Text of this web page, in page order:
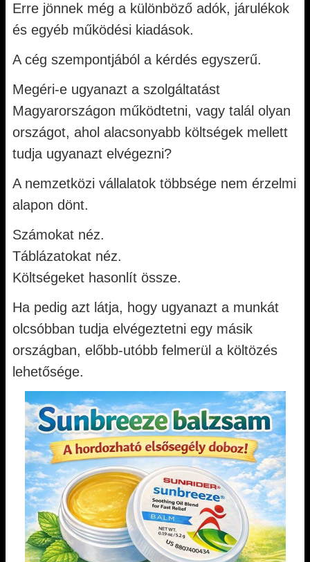
Erre jönnek még a különböző adók, járulékok
és egyéb működési kiadások.
A cég szempontjából a kérdés egyszerű.
Megéri-e ugyanazt a szolgáltatást
Magyarországon működtetni, vagy talál olyan
országot, ahol alacsonyabb költségek mellett
tudja ugyanazt elvégezni?
A nemzetközi vállalatok többsége nem érzelmi
alapon dönt.
Számokat néz.
Táblázatokat néz.
Költségeket hasonlít össze.
Ha pedig azt látja, hogy ugyanazt a munkát
olcsóbban tudja elvégeztetni egy másik
országban, előbb-utóbb felmerül a költözés
lehetősége.